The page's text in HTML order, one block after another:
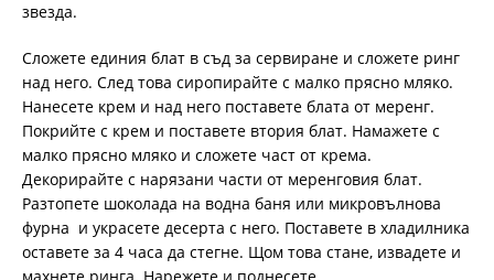
звезда.
Сложете единия блат в съд за сервиране и сложете ринг
над него. След това сиропирайте с малко прясно мляко.
Нанесете крем и над него поставете блата от меренг.
Покрийте с крем и поставете втория блат. Намажете с
малко прясно мляко и сложете част от крема.
Декорирайте с нарязани части от меренговия блат.
Разтопете шоколада на водна баня или микровълнова
фурна и украсете десерта с него. Поставете в хладилника
оставете за 4 часа да стегне. Щом това стане, извадете и